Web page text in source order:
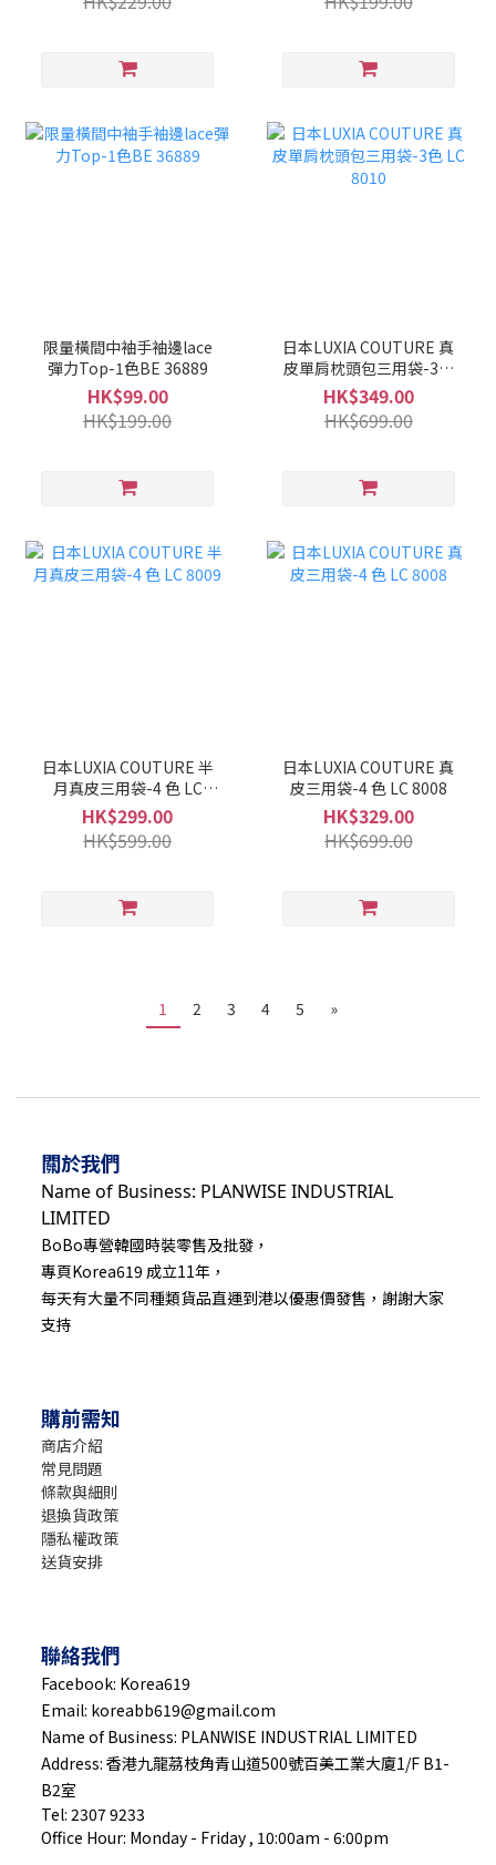
限量橫間中袖手袖邊lace
彈力Top-1色BE 36889
HK$99.00
HK$199.00
日本LUXIA COUTURE 真
皮單肩枕頭包三用袋-3色
LC 8010
HK$349.00
HK$699.00
日本LUXIA COUTURE 半
月真皮三用袋-4 色 LC
8009
HK$299.00
HK$599.00
日本LUXIA COUTURE 真
皮三用袋-4 色 LC 8008
HK$329.00
HK$699.00
1 2 3 4 5 »
關於我們
Name of Business: PLANWISE INDUSTRIAL
LIMITED
BoBo專營韓國時裝零售及批發，
專頁Korea619 成立11年，
每天有大量不同種類貨品直運到港以優惠價發售，謝謝大家
支持
購前需知
商店介紹
常見問題
條款與細則
退換貨政策
隱私權政策
送貨安排
聯絡我們
Facebook: Korea619
Email: koreabb619@gmail.com
Name of Business: PLANWISE INDUSTRIAL LIMITED
Address: 香港九龍茘枝角青山道500號百美工業大廈1/F B1-
B2室
Tel: 2307 9233
Office Hour: Monday - Friday , 10:00am - 6:00pm